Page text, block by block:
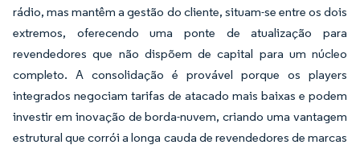
rádio, mas mantêm a gestão do cliente, situam-se entre os dois
extremos, oferecendo uma ponte de atualização para
revendedores que não dispõem de capital para um núcleo
completo. A consolidação é provável porque os players
integrados negociam tarifas de atacado mais baixas e podem
investir em inovação de borda-nuvem, criando uma vantagem
estrutural que corrói a longa cauda de revendedores de marcas